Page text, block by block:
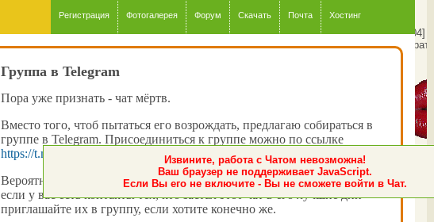
[10:35:04]
[10:35:41]<пке45>away: ушел
Регистрация Фотогалерея Форум Скачать Почта Хостинг
Группа в Telegram
Пора уже признать - чат мёртв.
Вместо того, чтоб пытаться его возрождать, предлагаю собираться в
группе в Telegram. Присоединиться к группе можно по ссылке
https://t.me/nik_chat_net
Вероятней всего, когда вы туда зайдёте - там ещё никого не будет, но
если у вас есть контакты тех, кто застал этот чат в его лучшие дни -
приглашайте их в группу, если хотите конечно же.
Извините, работа с Чатом невозможна!
Ваш браузер не поддерживает JavaScript.
Если Вы его не включите - Вы не сможете войти в Чат.